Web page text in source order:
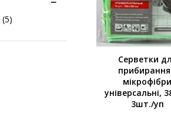
(5)
Серветки
прибирання
мікрофібри
універсальні,
3шт./уп